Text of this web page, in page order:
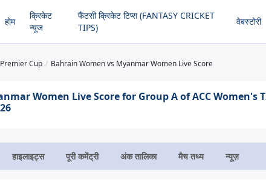
होम
क्रिकेट
न्यूज
फैंटसी क्रिकेट टिप्स (FANTASY CRICKET
TIPS)
वेबस्टोरी
Cup Bahrain Women vs Myanmar Women Live Score
Women Live Score for Group A of ACC Women's
हाइलाइट्स पूरी कमेंट्री अंक तालिका मैच तथ्य न्यूज़